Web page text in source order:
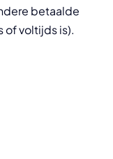
betaalde
of voltijds is).